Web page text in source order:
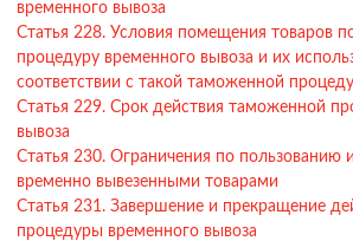
временного вывоза
Статья 228. Условия помещения товаров
процедуру временного вывоза и их
соответствии с такой таможенной
Статья 229. Срок действия таможенной
вывоза
Статья 230. Ограничения по пользованию
временно вывезенными товарами
Статья 231. Завершение и прекращение
процедуры временного вывоза